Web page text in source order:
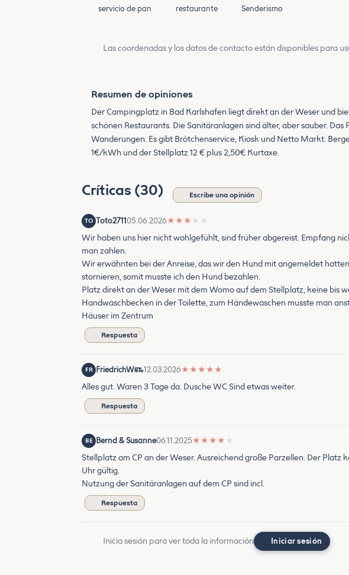
servicio de pan restaurante Senderismo
Las coordenadas y los datos de contacto están disponibles para
Resumen de opiniones
Der Campingplatz in Bad Karlshafen liegt direkt an der Weser und
schönen Restaurants. Die Sanitäranlagen sind älter, aber sauber.
Wanderungen. Es gibt Brötchenservice, Kiosk und Netto Markt.
1€/kWh und der Stellplatz 12 € plus 2,50€ Kurtaxe.
Críticas (30) Escribe una opinión
TO Toto271105.06.2026★ ★ ★ ★ ★
Wir haben uns hier nicht wohlgefühlt, sind früher abgereist. Empfang
man zahlen.
Wir erwähnten bei der Anreise, das wir den Hund mit angemeldet
stornieren, somit musste ich den Hund bezahlen.
Platz direkt an der Weser mit dem Womo auf dem Stellplatz, keine bis
Handwaschbecken in der Toilette, zum Händewaschen musste man
Häuser im Zentrum
Respuesta
FR FriedrichW 12.03.2026★ ★ ★ ★ ★
Alles gut. Waren 3 Tage da. Dusche WC Sind etwas weiter.
Respuesta
BE Bernd & Susanne06.11.2025★ ★ ★ ★ ★
Stellplatz am CP an der Weser. Ausreichend große Parzellen. Der
Uhr gültig.
Nutzung der Sanitäranlagen auf dem CP sind incl.
Respuesta
Inicia sesión para ver toda la información Iniciar sesión